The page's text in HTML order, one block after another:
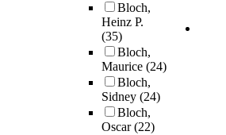
Bloch,
Heinz P.
(35)
Bloch,
Maurice (24)
Bloch,
Sidney (24)
Bloch,
Oscar(22)